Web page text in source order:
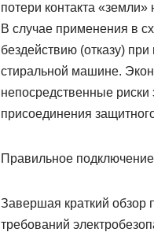
потери контакта
В случае применения в
бездействию (отказу)
стиральной машине.
непосредственные
присоединения
Правильное
Завершая краткий обзор
требований